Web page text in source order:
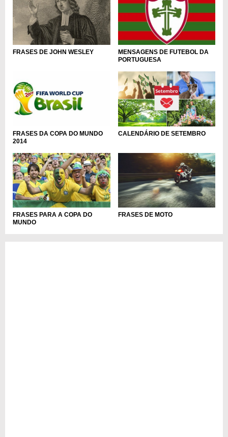
FRASES DE JOHN WESLEY
MENSAGENS DE FUTEBOL DA
PORTUGUESA
FRASES DA COPA DO MUNDO
2014
CALENDÁRIO DE SETEMBRO
FRASES PARA A COPA DO
MUNDO
FRASES DE MOTO